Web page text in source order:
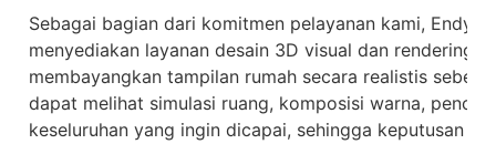
Sebagai bagian dari komitmen pelayanan kami,
menyediakan layanan desain 3D visual dan rendering
membayangkan tampilan rumah secara realistis
dapat melihat simulasi ruang, komposisi warna,
keseluruhan yang ingin dicapai, sehingga keputusan